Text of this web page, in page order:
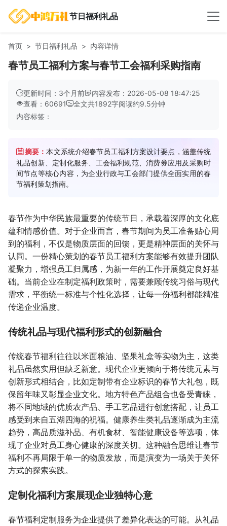
节日福利礼品
首页 节日福利礼品 内容详情
春节员工福利方案与春节工会福利采购指南
更新时间：3个月前
内容发布：2026-05-08 18:47:25
查看：60691
全文共1892字阅读约9.5分钟
内容标签：
摘要：本文系统介绍春节员工福利方案设计要点，涵盖传统
礼品创新、定制化服务、工会福利规范、消费券应用及采购时
间节点等核心内容，为企业行政与工会部门提供全面实用的春
节福利策划指南。
春节作为中华民族最重要的传统节日，承载着深厚的文化底
蕴和情感价值。对于企业而言，春节期间为员工准备贴心周
到的福利，不仅是物质层面的回馈，更是精神层面的关怀与
认同。一份精心策划的春节员工福利方案能够有效提升团队
凝聚力，增强员工归属感，为新一年的工作开展奠定良好基
础。当前企业在制定福利政策时，需要兼顾传统习俗与现代
需求，平衡统一标准与个性化选择，让每一份福利都能精准
传递企业温度。
传统礼品与现代福利形式的创新融合
传统春节福利往往以米面粮油、坚果礼盒等实物为主，这类
礼品虽然实用但缺乏新意。现代企业更倾向于将传统元素与
创新形式相结合，比如定制带有企业标识的春节大礼包，既
保留年味又彰显企业文化。地方特色产品组合也备受青睐，
将不同地域的优质农产品、手工艺品进行创意搭配，让员工
感受到来自五湖四海的祝福。健康养生类礼品逐渐成为主流
趋势，高品质滋补品、有机食材、智能健康设备等选项，体
现了企业对员工身心健康的深度关切。这种融合思维让春节
福利不再局限于单一的物质发放，而是演变为一场关于关怀
方式的探索实践。
定制化福利方案展现企业独特心意
春节福利定制服务为企业提供了差异化表达的可能。从礼品